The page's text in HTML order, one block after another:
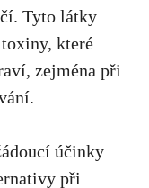
Tyto⁢ látky
které
zejména při
‌účinky
při